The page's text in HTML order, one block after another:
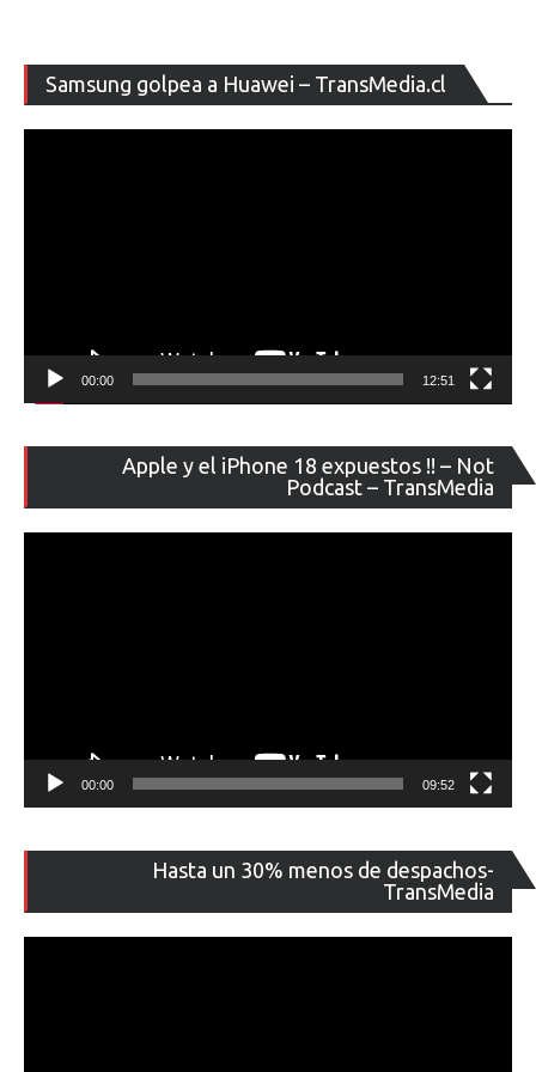
Samsung golpea a Huawei – TransMedia.cl
de
00:00 12:51
Apple y el iPhone 18 expuestos !! – Not
Podcast – TransMedia
de
00:00 09:52
Hasta un 30% menos de despachos-
TransMedia
de